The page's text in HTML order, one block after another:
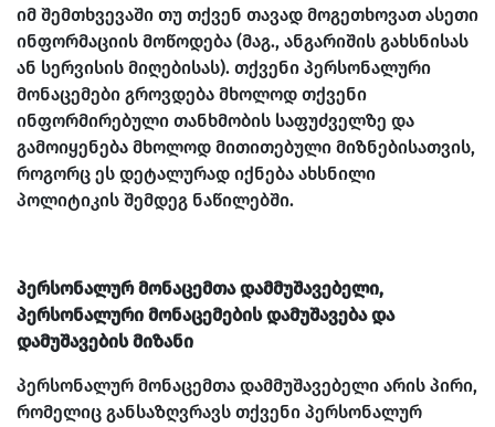
იმ შემთხვევაში თუ თქვენ თავად მოგეთხოვათ ასეთი
ინფორმაციის მოწოდება (მაგ., ანგარიშის გახსნისას
ან სერვისის მიღებისას). თქვენი პერსონალური
მონაცემები გროვდება მხოლოდ თქვენი
ინფორმირებული თანხმობის საფუძველზე და
გამოიყენება მხოლოდ მითითებული მიზნებისათვის,
როგორც ეს დეტალურად იქნება ახსნილი
პოლიტიკის შემდეგ ნაწილებში.
პერსონალურ მონაცემთა დამმუშავებელი,
პერსონალური მონაცემების დამუშავება და
დამუშავების მიზანი
პერსონალურ მონაცემთა დამმუშავებელი არის პირი,
რომელიც განსაზღვრავს თქვენი პერსონალურ